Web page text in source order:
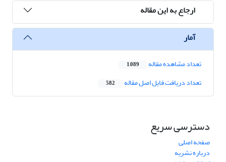
ارجاع به این مقاله
آمار
تعداد مشاهده مقاله 1,089
تعداد دریافت فایل اصل مقاله 582
دسترسی سریع
صفحه اصلی
درباره نشریه